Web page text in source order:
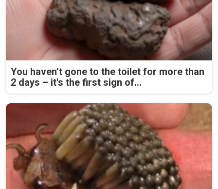
You haven’t gone to the toilet for more than
2 days – it's the first sign of...